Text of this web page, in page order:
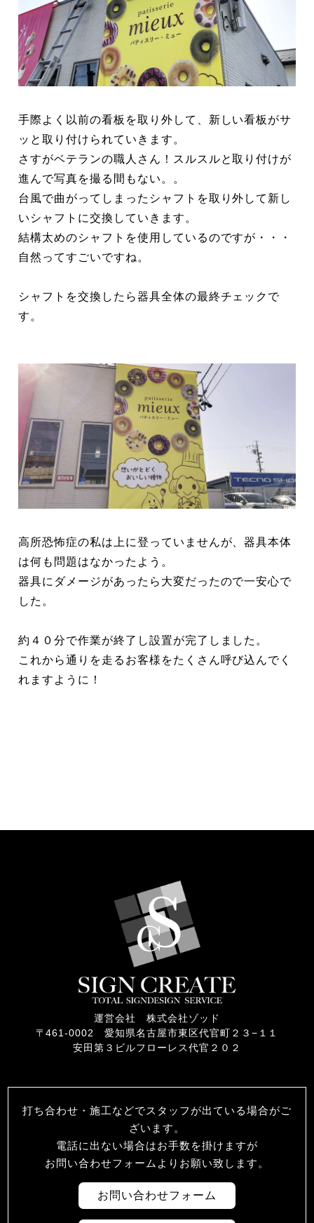
手際よく以前の看板を取り外して、新しい看板がサ
ッと取り付けられていきます。
さすがベテランの職人さん！スルスルと取り付けが
進んで写真を撮る間もない。。
台風で曲がってしまったシャフトを取り外して新し
いシャフトに交換していきます。
結構太めのシャフトを使用しているのですが・・・
自然ってすごいですね。
シャフトを交換したら器具全体の最終チェックで
す。
高所恐怖症の私は上に登っていませんが、器具本体
は何も問題はなかったよう。
器具にダメージがあったら大変だったので一安心で
した。
約４０分で作業が終了し設置が完了しました。
これから通りを走るお客様をたくさん呼び込んでく
れますように！
運営会社 株式会社ゾッド
〒461-0002 愛知県名古屋市東区代官町２３−１１
安田第３ビルフローレス代官２０２
打ち合わせ・施工などでスタッフが出ている場合がご
ざいます。
電話に出ない場合はお手数を掛けますが
お問い合わせフォームよりお願い致します。
お問い合わせフォーム